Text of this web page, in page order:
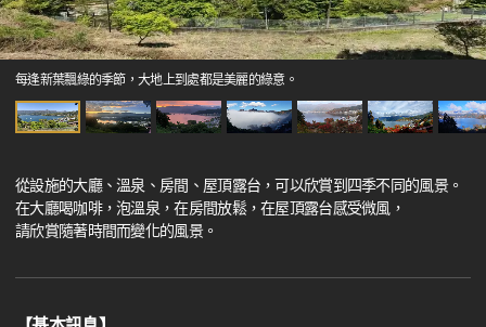
每逢新葉飄綠的季節，大地上到處都是美麗的綠意。
從設施的大廳、溫泉、房間、屋頂露台，可以欣賞到四季不同的風景。
在大廳喝咖啡，泡溫泉，在房間放鬆，在屋頂露台感受微風，
請欣賞隨著時間而變化的風景。